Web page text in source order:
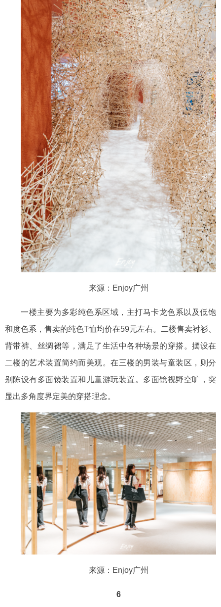
来源： Enjoy广州
一楼主要为多彩纯色系区域，主打马卡龙色系以及低饱
和度色系，售卖的纯色T恤均价在59元左右。二楼售卖衬衫、
背带裤、丝绸裙等，满足了生活中各种场景的穿搭。摆设在
二楼的艺术装置简约而美观。在三楼的男装与童装区，则分
别陈设有多面镜装置和儿童游玩装置。多面镜视野空旷，突
显出多角度界定美的穿搭理念。
来源： Enjoy广州
6